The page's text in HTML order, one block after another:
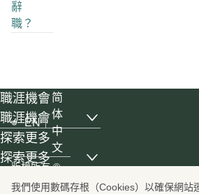
辭
職？
職涯機會
職涯機會
, list with 6 items, 1 of 3
探索更多
探索更多
, list with 4 items, 2 of 3
版權所有©
國泰航空有限
EN
简
体
中
文
我們使用數碼存根（Cookies）以確保網站